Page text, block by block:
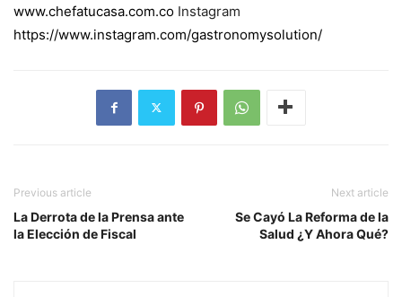
www.chefatucasa.com.co Instagram
https://www.instagram.com/gastronomysolution/
Previous article
La Derrota de la Prensa ante
la Elección de Fiscal
Next article
Se Cayó La Reforma de la
Salud ¿Y Ahora Qué?